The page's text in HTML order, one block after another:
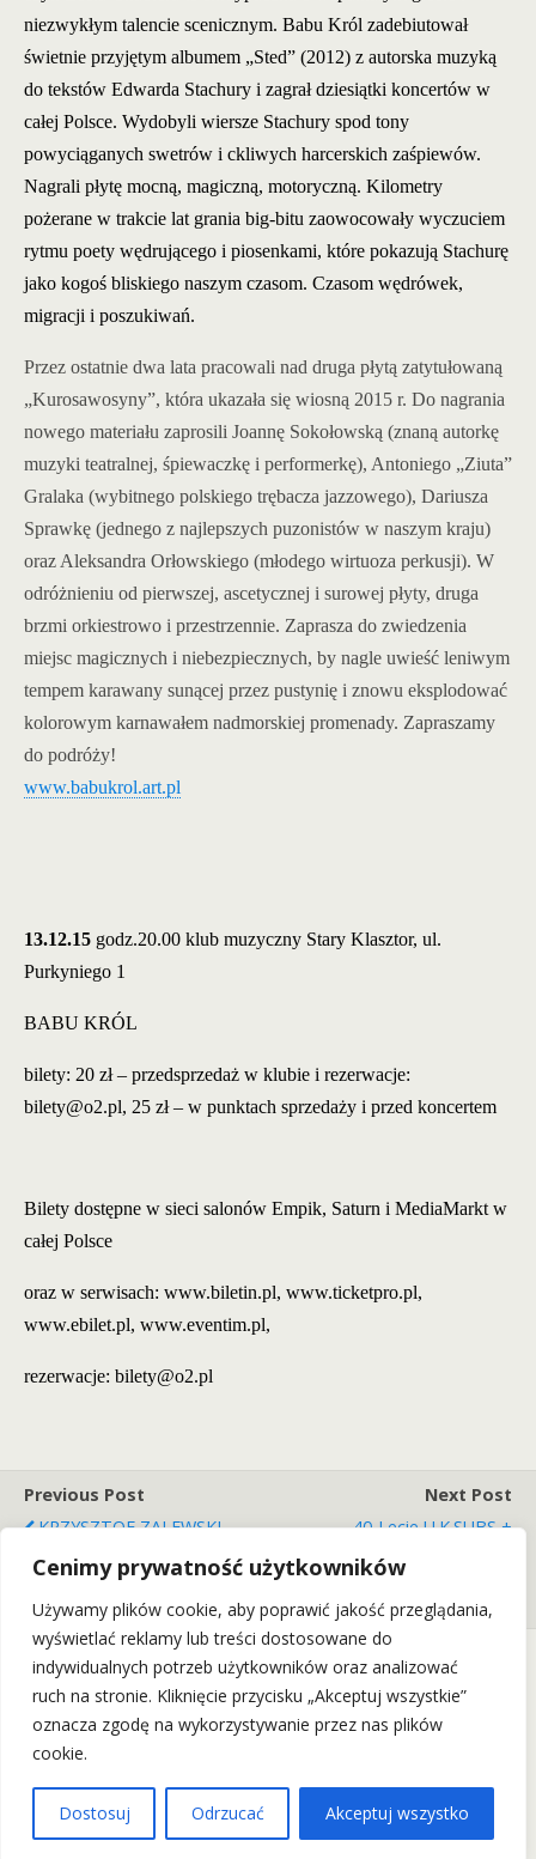
Cenimy prywatność użytkowników
Używamy plików cookie, aby poprawić jakość przeglądania,
wyświetlać reklamy lub treści dostosowane do
indywidualnych potrzeb użytkowników oraz analizować
ruch na stronie. Kliknięcie przycisku „Akceptuj wszystkie”
oznacza zgodę na wykorzystywanie przez nas plików
cookie.
Dostosuj Odrzucać Akceptuj wszystko
niezwykłym talencie scenicznym. Babu Król zadebiutował
świetnie przyjętym albumem „Sted” (2012) z autorska muzyką
do tekstów Edwarda Stachury i zagrał dziesiątki koncertów w
całej Polsce. Wydobyli wiersze Stachury spod tony
powyciąganych swetrów i ckliwych harcerskich zaśpiewów.
Nagrali płytę mocną, magiczną, motoryczną. Kilometry
pożerane w trakcie lat grania big-bitu zaowocowały wyczuciem
rytmu poety wędrującego i piosenkami, które pokazują Stachurę
jako kogoś bliskiego naszym czasom. Czasom wędrówek,
migracji i poszukiwań.
Przez ostatnie dwa lata pracowali nad druga płytą zatytułowaną
„Kurosawosyny”, która ukazała się wiosną 2015 r. Do nagrania
nowego materiału zaprosili Joannę Sokołowską (znaną autorkę
muzyki teatralnej, śpiewaczkę i performerkę), Antoniego „Ziuta”
Gralaka (wybitnego polskiego trębacza jazzowego), Dariusza
Sprawkę (jednego z najlepszych puzonistów w naszym kraju)
oraz Aleksandra Orłowskiego (młodego wirtuoza perkusji). W
odróżnieniu od pierwszej, ascetycznej i surowej płyty, druga
brzmi orkiestrowo i przestrzennie. Zaprasza do zwiedzenia
miejsc magicznych i niebezpiecznych, by nagle uwieść leniwym
tempem karawany sunącej przez pustynię i znowu eksplodować
kolorowym karnawałem nadmorskiej promenady. Zapraszamy
do podróży!
www.babukrol.art.pl
13.12.15 godz.20.00 klub muzyczny Stary Klasztor, ul.
Purkyniego 1
BABU KRÓL
bilety: 20 zł – przedsprzedaż w klubie i rezerwacje:
bilety@o2.pl, 25 zł – w punktach sprzedaży i przed koncertem
Bilety dostępne w sieci salonów Empik, Saturn i MediaMarkt w
całej Polsce
oraz w serwisach: www.biletin.pl, www.ticketpro.pl,
www.ebilet.pl, www.eventim.pl,
rezerwacje: bilety@o2.pl
Previous Post
KRZYSZTOF ZALEWSKI
Klasztorze! (10.12.15)
Next Post
40-Lecie U.K.SUBS +
TV.SMITH We Wrocławiu!
Back to top
Wszelkie Prawa Zastrzeżone: wrockfest.pl 2011